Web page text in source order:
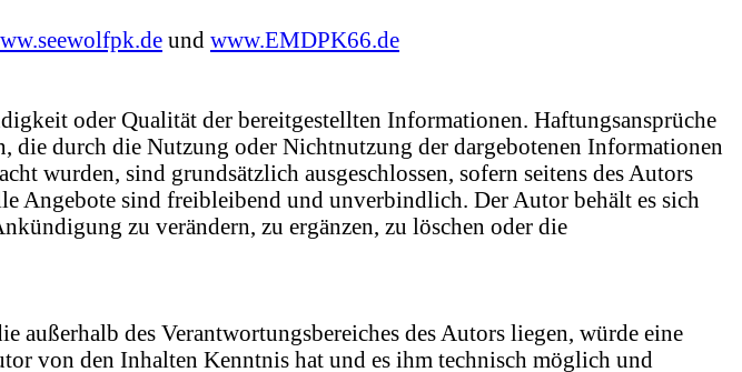
und www.EMDPK66.de
oder Qualität der bereitgestellten Informationen. Haftungsansprüche
die durch die Nutzung oder Nichtnutzung der dargebotenen Informationen
wurden, sind grundsätzlich ausgeschlossen, sofern seitens des Autors
Angebote sind freibleibend und unverbindlich. Der Autor behält es sich
zu verändern, zu ergänzen, zu löschen oder die
des Verantwortungsbereiches des Autors liegen, würde eine
von den Inhalten Kenntnis hat und es ihm technisch möglich und